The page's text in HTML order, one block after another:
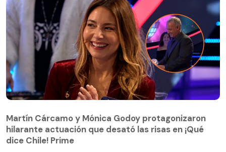
hilarante actuación que desató las risas en ¡Qué
dice Chile! Prime
Martín Cárcamo y Mónica Godoy protagonizaron
hilarante actuación que desató las risas en ¡Qué
dice Chile! Prime